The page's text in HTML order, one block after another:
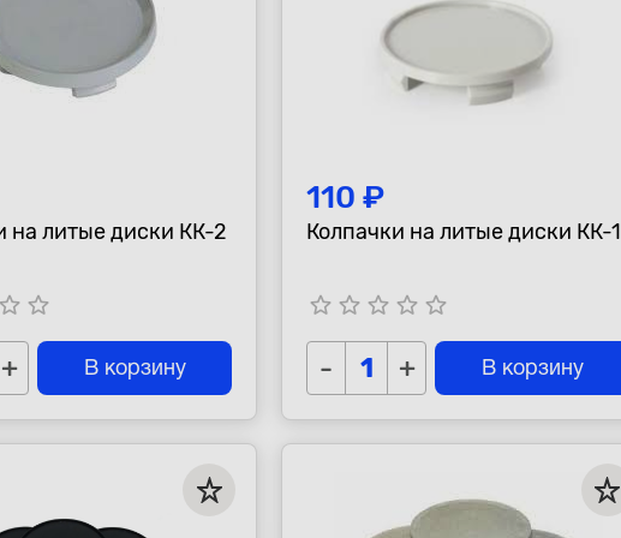
на литые диски КК-2
star_border star_border
+ В корзину
110 ₽
Колпачки на литые диски КК-1
star_border star_border star_border star_border star_border
- + В корзину